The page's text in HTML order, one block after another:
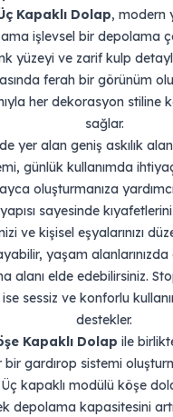
Kapaklı Dolap, modern
işlevsel bir depolama
yüzeyi ve zarif kulp
ferah bir görünüm
her dekorasyon stiline
sağlar.
yer alan geniş askılık
günlük kullanımda
oluşturmanıza
sayesinde
ve kişisel eşyalarınızı
yaşam
alanı elde edebilirsiniz.
sessiz ve konforlu
destekler.
Kapaklı Dolap ile
bir gardırop sistemi
Üç kapaklı modülü köşe
depolama kapasitesini